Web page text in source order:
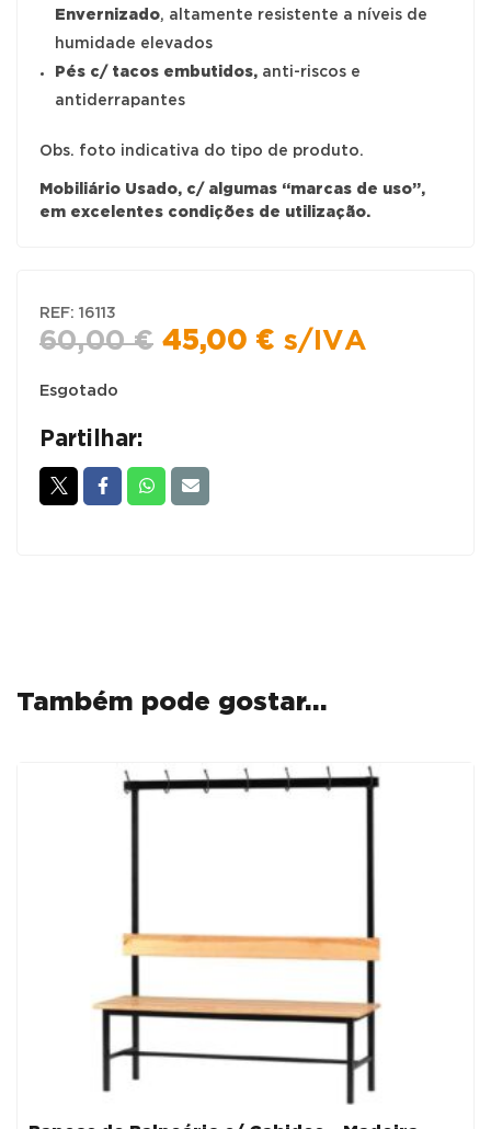
Envernizado, altamente resistente a níveis de
humidade elevados
Pés c/ tacos embutidos, anti-riscos e
antiderrapantes
Obs. foto indicativa do tipo de produto.
Mobiliário Usado, c/ algumas “marcas de uso”,
em excelentes condições de utilização.
REF: 16113
60,00€ O
45,00 € O
s/IVA
Esgotado
Partilhar:
Também pode gostar…